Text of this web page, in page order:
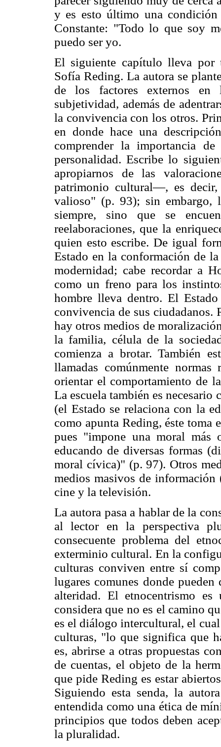
y es esto último una
Constante: "Todo lo que soy
puedo ser yo.
El siguiente capítulo lleva por
Sofía Reding. La autora se
de los factores externos en
subjetividad, además de
la convivencia con los otros.
en donde hace una
comprender la importancia
personalidad. Escribe lo
apropiarnos de las
patrimonio cultural—, es
valioso" (p. 93); sin embargo,
siempre, sino que se
reelaboraciones, que la
quien esto escribe. De igual
Estado en la conformación de
modernidad; cabe recordar a
como un freno para los
hombre lleva dentro. El
convivencia de sus
hay otros medios de
la familia, célula de la
comienza a brotar. También
llamadas comúnmente
orientar el comportamiento de
La escuela también es
(el Estado se relaciona con la
como apunta Reding, éste toma
pues "impone una moral más
educando de diversas formas
moral cívica)" (p. 97). Otros
medios masivos de
cine y la televisión.
La autora pasa a hablar de la
al lector en la perspectiva
consecuente problema del
exterminio cultural. En la
culturas conviven entre sí
lugares comunes donde
alteridad. El etnocentrismo es
considera que no es el camino
es el diálogo intercultural, el
culturas, "lo que significa que
es, abrirse a otras propuestas
de cuentas, el objeto de la
que pide Reding es estar
Siguiendo esta senda, la
entendida como una ética de
principios que todos deben
la pluralidad.